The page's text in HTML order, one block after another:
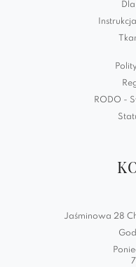
RODO -
Jaśminowa 28